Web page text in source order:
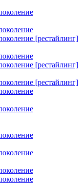
[рестайлинг]
[рестайлинг]
[рестайлинг]